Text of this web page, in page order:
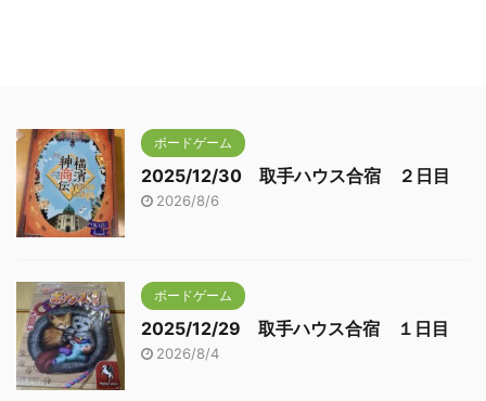
ボードゲーム
2025/12/30 取手ハウス合宿 ２日目
2026/8/6
ボードゲーム
2025/12/29 取手ハウス合宿 １日目
2026/8/4